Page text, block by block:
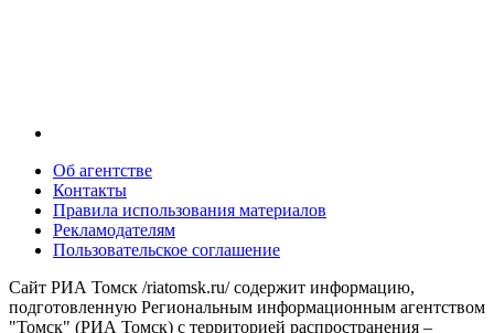
Об агентстве
Контакты
Правила использования материалов
Рекламодателям
Пользовательское соглашение
Сайт РИА Томск /riatomsk.ru/ содержит информацию,
подготовленную Региональным информационным агентством
"Томск" (РИА Томск) с территорией распространения –